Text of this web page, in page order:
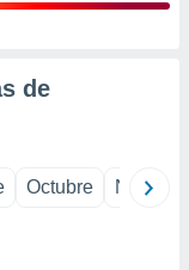
de
Octubre